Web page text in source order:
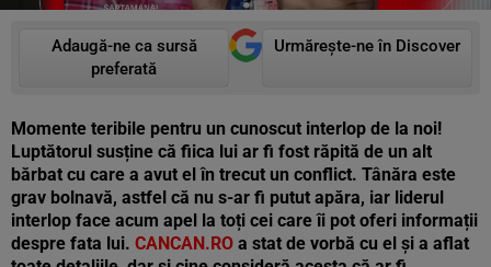
Adaugă-ne ca sursă
preferată
Urmărește-ne în Discover
Momente teribile pentru un cunoscut interlop de la noi!
Luptătorul susține că fiica lui ar fi fost răpită de un alt
bărbat cu care a avut el în trecut un conflict. Tânăra este
grav bolnavă, astfel că nu s-ar fi putut apăra, iar liderul
interlop face acum apel la toți cei care îi pot oferi informații
despre fata lui. CANCAN.RO a stat de vorbă cu el și a aflat